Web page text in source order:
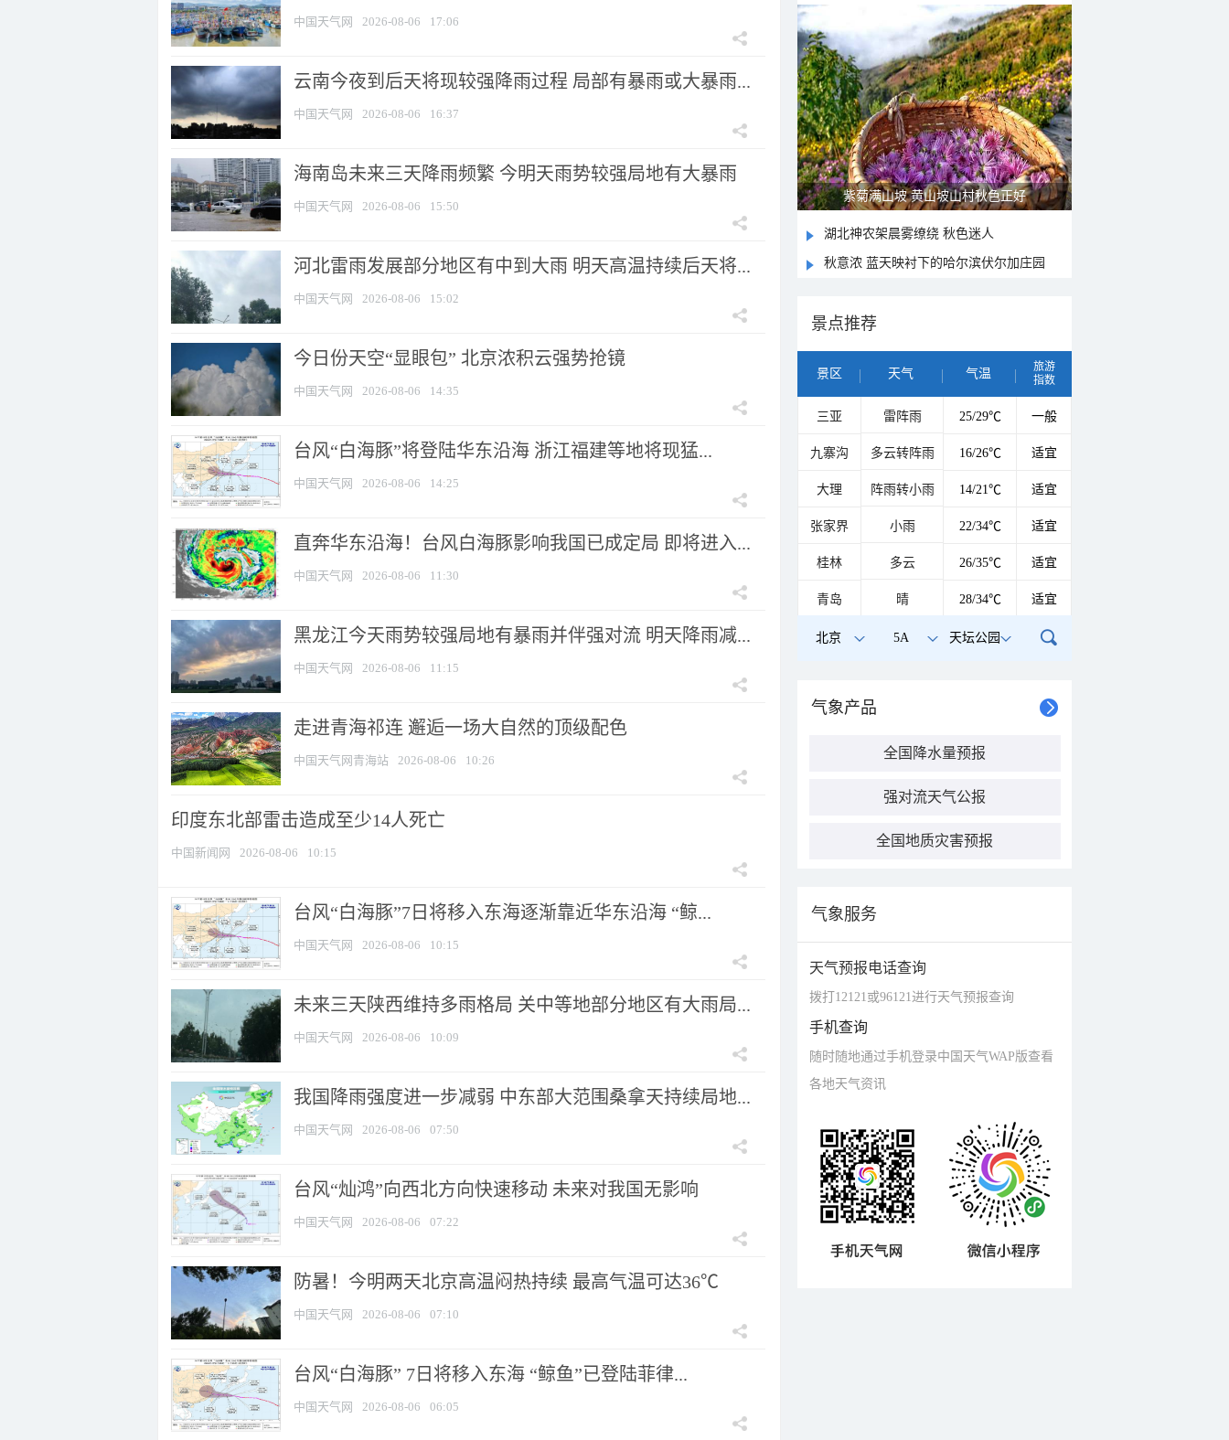
中国天气网 2026-08-06 17:06
云南今夜到后天将现较强降雨过程 局部有暴雨或大暴雨...
中国天气网 2026-08-06 16:37
海南岛未来三天降雨频繁 今明天雨势较强局地有大暴雨
中国天气网 2026-08-06 15:50
河北雷雨发展部分地区有中到大雨 明天高温持续后天将...
中国天气网 2026-08-06 15:02
今日份天空“显眼包” 北京浓积云强势抢镜
中国天气网 2026-08-06 14:35
台风“白海豚”将登陆华东沿海 浙江福建等地将现猛...
中国天气网 2026-08-06 14:25
直奔华东沿海！台风白海豚影响我国已成定局 即将进入...
中国天气网 2026-08-06 11:30
黑龙江今天雨势较强局地有暴雨并伴强对流 明天降雨减...
中国天气网 2026-08-06 11:15
走进青海祁连 邂逅一场大自然的顶级配色
中国天气网青海站 2026-08-06 10:26
印度东北部雷击造成至少14人死亡
中国新闻网 2026-08-06 10:15
台风“白海豚”7日将移入东海逐渐靠近华东沿海 “鲸...
中国天气网 2026-08-06 10:15
未来三天陕西维持多雨格局 关中等地部分地区有大雨局...
中国天气网 2026-08-06 10:09
我国降雨强度进一步减弱 中东部大范围桑拿天持续局地...
中国天气网 2026-08-06 07:50
台风“灿鸿”向西北方向快速移动 未来对我国无影响
中国天气网 2026-08-06 07:22
防暑！今明两天北京高温闷热持续 最高气温可达36℃
中国天气网 2026-08-06 07:10
台风“白海豚” 7日将移入东海 “鲸鱼”已登陆菲律...
中国天气网 2026-08-06 06:05
紫菊满山坡 黄山坡山村秋色正好
湖北神农架晨雾缭绕 秋色迷人
秋意浓 蓝天映衬下的哈尔滨伏尔加庄园
景点推荐
景区 天气 气温
旅游
指数
三亚 雷阵雨 25/29℃ 一般
九寨沟 多云转阵雨 16/26℃ 适宜
大理 阵雨转小雨 14/21℃ 适宜
张家界 小雨 22/34℃ 适宜
桂林 多云 26/35℃ 适宜
青岛 晴 28/34℃ 适宜
北京 5A 天坛公园
气象产品
全国降水量预报
强对流天气公报
全国地质灾害预报
气象服务
天气预报电话查询
拨打12121或96121进行天气预报查询
手机查询
随时随地通过手机登录中国天气WAP版查看
各地天气资讯